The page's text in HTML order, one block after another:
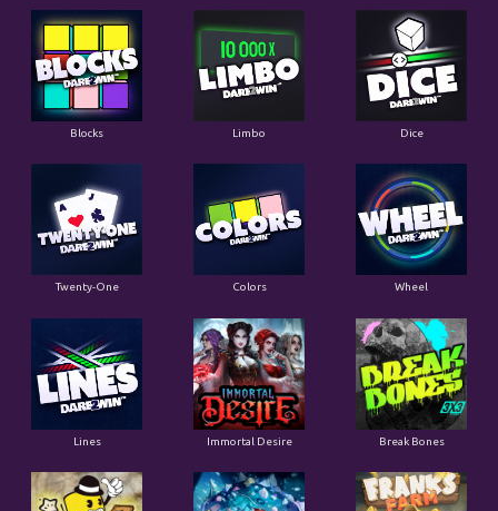
Blocks Limbo Dice
Twenty-One Colors Wheel
Lines Immortal Desire Break Bones